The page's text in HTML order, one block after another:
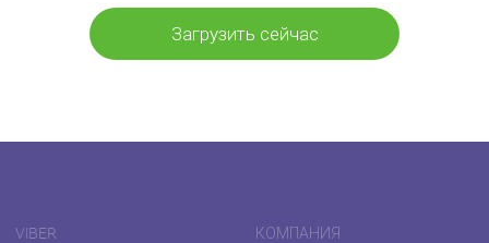
Загрузить сейчас
VIBER КОМПАНИЯ